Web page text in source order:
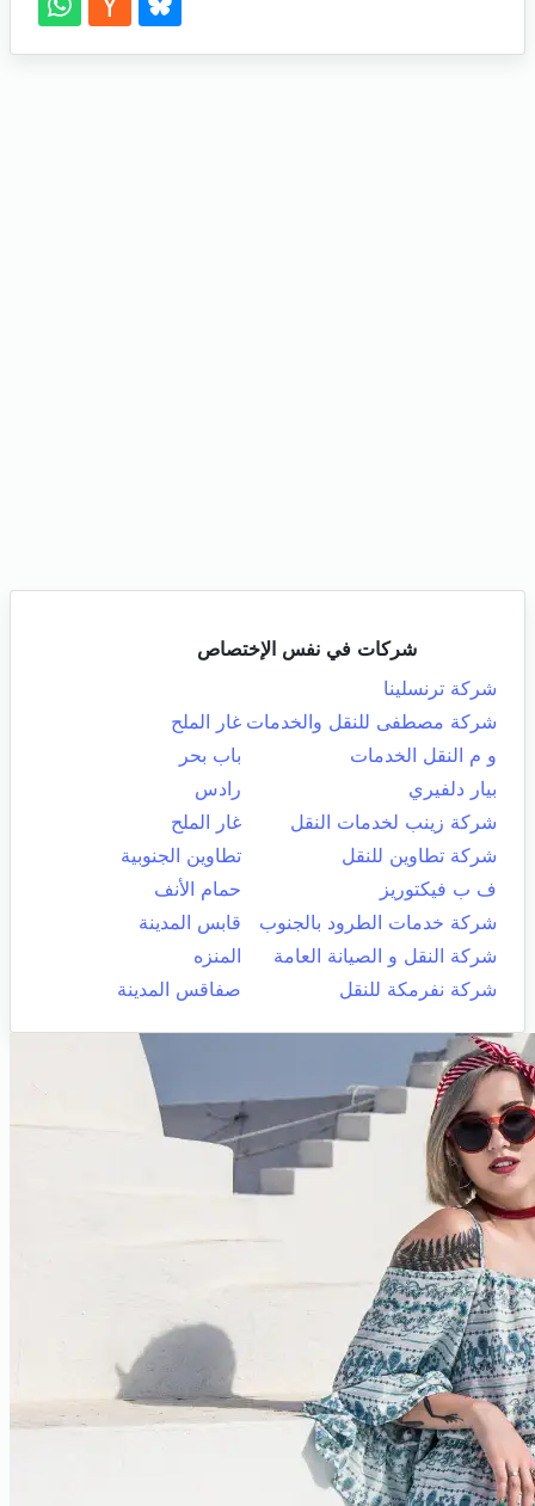
شركات في نفس الإختصاص
شركة ترنسلينا
شركة مصطفى للنقل والخدمات غار الملح
و م النقل الخدمات
باب بحر
بيار دلفيري
رادس
شركة زينب لخدمات النقل
غار الملح
شركة تطاوين للنقل
تطاوين الجنوبية
ف ب فيكتوريز
حمام الأنف
شركة خدمات الطرود بالجنوب
قابس المدينة
شركة النقل و الصيانة العامة
المنزه
شركة نفرمكة للنقل
صفاقس المدينة